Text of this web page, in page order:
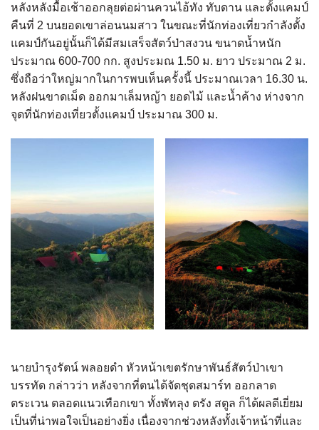
หลังหลังมื้อเช้าออกลุยต่อผ่านควนไอ้ทัง ทับดาน และตั้งแคมป์
คืนที่ 2 บนยอดเขาล่อนนมสาว ในขณะที่นักท่องเที่ยวกำลังตั้ง
แคมป์กันอยู่นั้นก็ได้มีสมเสร็จสัตว์ป่าสงวน ขนาดน้ำหนัก
ประมาณ 600-700 กก. สูงประมณ 1.50 ม. ยาว ประมาณ 2 ม.
ซึ่งถือว่าใหญ่มากในการพบเห็นครั้งนี้ ประมาณเวลา 16.30 น.
หลังฝนขาดเม็ด ออกมาเล็มหญ้า ยอดไม้ และน้ำค้าง ห่างจาก
จุดที่นักท่องเที่ยวตั้งแคมป์ ประมาณ 300 ม.
นายบำรุงรัตน์ พลอยดำ หัวหน้าเขตรักษาพันธ์สัตว์ป่าเขา
บรรทัด กล่าวว่า หลังจากที่ตนได้จัดชุดสมาร์ท ออกลาด
ตระเวน ตลอดแนวเทือกเขา ทั้งพัทลุง ตรัง สตูล ก็ได้ผลดีเยี่ยม
เป็นที่น่าพอใจเป็นอย่างยิ่ง เนื่องจากช่วงหลังทั้งเจ้าหน้าที่และ